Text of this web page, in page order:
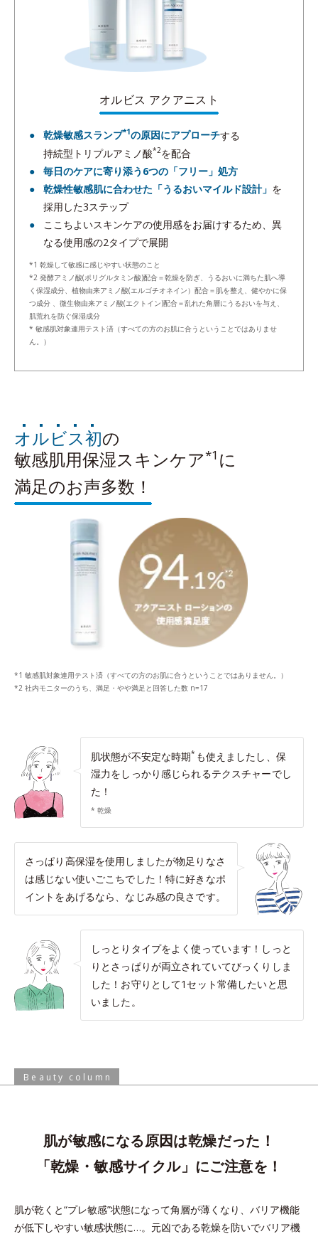
オルビス アクアニスト
乾燥敏感スランプ*1の原因にアプローチする
持続型トリプルアミノ酸*2を配合
毎日のケアに寄り添う6つの「フリー」処方
乾燥性敏感肌に合わせた「うるおいマイルド設計」 を
採用した3ステップ
ここちよいスキンケアの使用感をお届けするため、異
なる使用感の2タイプで展開
*1 乾燥して敏感に感じやすい状態のこと
*2 発酵アミノ酸(ポリグルタミン酸)配合＝乾燥を防ぎ、うるおいに満ちた肌へ導
く保湿成分、植物由来アミノ酸(エルゴチオネイン）配合＝肌を整え、健やかに保
つ成分 、微生物由来アミノ酸(エクトイン)配合＝乱れた角層にうるおいを与え、
肌荒れを防ぐ保湿成分
* 敏感肌対象連用テスト済（すべての方のお肌に合うということではありませ
ん。）
オルビス初の
敏感肌用保湿スキンケア*1 に
満足のお声多数！
*1 敏感肌対象連用テスト済（すべての方のお肌に合うということではありません。）
*2 社内モニターのうち、満足・やや満足と回答した数 n=17
肌状態が不安定な時期* も使えましたし、保
湿力をしっかり感じられるテクスチャーでし
た！
* 乾燥
さっぱり高保湿を使用しましたが物足りなさ
は感じない使いごこちでした！特に好きなポ
イントをあげるなら、なじみ感の良さです。
しっとりタイプをよく使っています！しっと
りとさっぱりが両立されていてびっくりしま
した！お守りとして1セット常備したいと思
いました。
Beauty column
肌が敏感になる原因は乾燥だった！
「乾燥・敏感サイクル」にご注意を！
肌が乾くと“プレ敏感”状態になって角層が薄くなり、バリア機能
が低下しやすい敏感状態に…。 元凶である乾燥を防いでバリア機